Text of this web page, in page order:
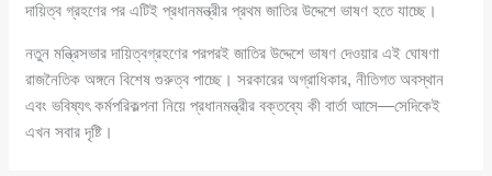
দায়িত্ব গ্রহণের পর এটিই প্রধানমন্ত্রীর প্রথম জাতির উদ্দেশে ভাষণ হতে যাচ্ছে।
নতুন মন্ত্রিসভার দায়িত্বগ্রহণের পরপরই জাতির উদ্দেশে ভাষণ দেওয়ার এই ঘোষণা
রাজনৈতিক অঙ্গনে বিশেষ গুরুত্ব পাচ্ছে। সরকারের অগ্রাধিকার, নীতিগত অবস্থান
এবং ভবিষ্যৎ কর্মপরিকল্পনা নিয়ে প্রধানমন্ত্রীর বক্তব্যে কী বার্তা আসে—সেদিকেই
এখন সবার দৃষ্টি।